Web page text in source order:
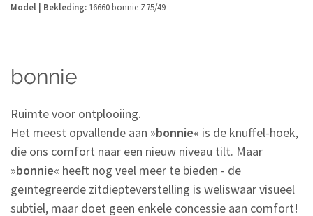
Model | Bekleding: 16660 bonnie Z75/49
bonnie
Ruimte voor ontplooiing.
Het meest opvallende aan »bonnie« is de knuffel-hoek,
die ons comfort naar een nieuw niveau tilt. Maar
»bonnie« heeft nog veel meer te bieden - de
geïntegreerde zitdiepteverstelling is weliswaar visueel
subtiel, maar doet geen enkele concessie aan comfort!